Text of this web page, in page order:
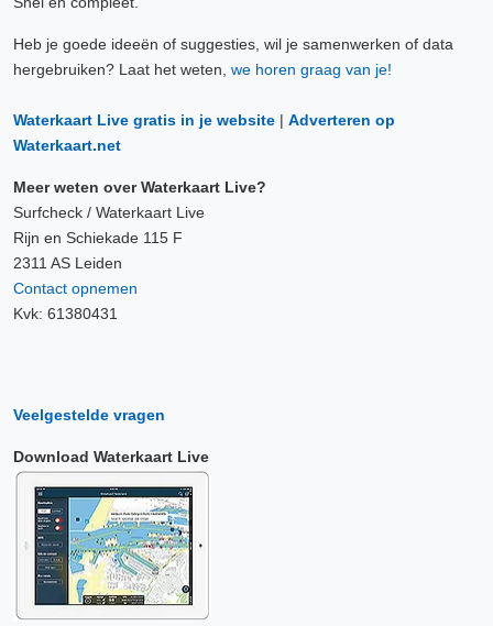
Heb je goede ideeën of suggesties, wil je samenwerken of data
hergebruiken? Laat het weten, we horen graag van je!
Waterkaart Live gratis in je website | Adverteren op
Waterkaart.net
Meer weten over Waterkaart Live?
Surfcheck / Waterkaart Live
Rijn en Schiekade 115 F
2311 AS Leiden
Contact opnemen
Kvk: 61380431
Veelgestelde vragen
Download Waterkaart Live